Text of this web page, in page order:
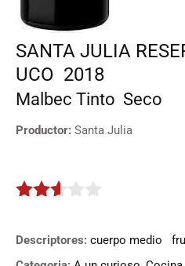
SANTA JULIA
UCO 2018
Malbec Tinto Seco
Productor: Santa Julia
Descriptores: cuerpo medio